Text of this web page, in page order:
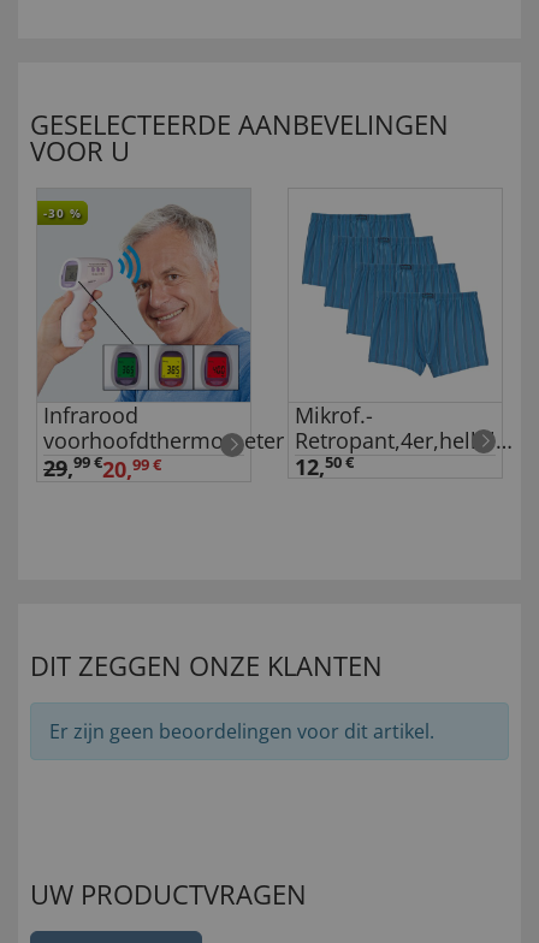
GESELECTEERDE AANBEVELINGEN
VOOR U
-30 %
Infrarood
voorhoofdthermometer
29,99 €20,99 €
Mikrof.-
Retropant,4er,hellblau
Set van 4
12,50 €
DIT ZEGGEN ONZE KLANTEN
Er zijn geen beoordelingen voor dit artikel.
UW PRODUCTVRAGEN